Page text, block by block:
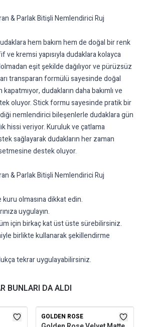
& Parlak Bitişli Nemlendirici Ruj
hem bakım hem de doğal bir renk
ve kremsi yapısıyla dudaklara kolayca
eşit şekilde dağılıyor ve pürüzsüz
transparan formülü sayesinde doğal
dudakların daha bakımlı ve
oluyor. Stick formu sayesinde pratik bir
nemlendirici bileşenlerle dudaklara gün
hissi veriyor. Kuruluk ve çatlama
sağlayarak dudakların her zaman
destek oluyor.
& Parlak Bitişli Nemlendirici Ruj
kuru olmasına dikkat edin.
uygulayın.
için birkaç kat üst üste sürebilirsiniz.
birlikte kullanarak şekillendirme
tekrar uygulayabilirsiniz.
BUNLARI DA ALDI
GOLDEN ROSE